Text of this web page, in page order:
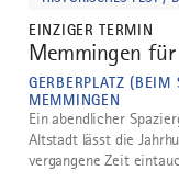
EINZIGER TERMIN
5
Memmingen
GERBERPLATZ
MEMMINGEN
Ein abendlicher
Altstadt lässt die
vergangene Zeit